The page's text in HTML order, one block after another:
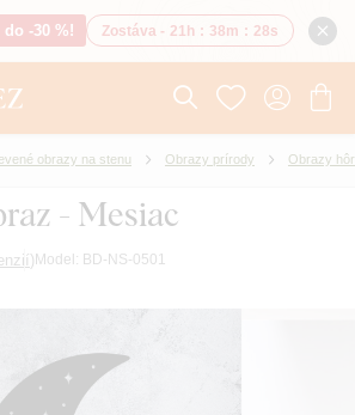
-30 %! Zostáva - 21h : 38m : 27s
obrazy na stenu Obrazy prírody Obrazy hôr
- Mesiac
) Model: BD-NS-0501